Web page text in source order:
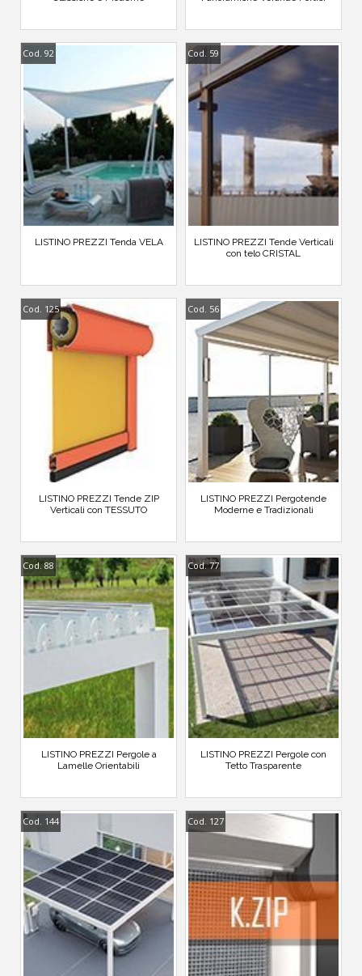
Cod. 92
LISTINO PREZZI Tenda VELA
Cod. 59
LISTINO PREZZI Tende Verticali
con telo CRISTAL
Cod. 125
LISTINO PREZZI Tende ZIP
Verticali con TESSUTO
Cod. 56
LISTINO PREZZI Pergotende
Moderne e Tradizionali
Cod. 88
LISTINO PREZZI Pergole a
Lamelle Orientabili
Cod. 77
LISTINO PREZZI Pergole con
Tetto Trasparente
Cod. 144 Cod. 127